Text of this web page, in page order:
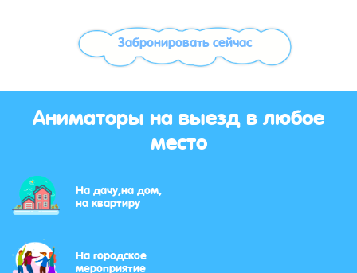
Забронировать сейчас
Аниматоры на выезд в любое
место
На дачу,на дом,
на квартиру
На городское
мероприятие